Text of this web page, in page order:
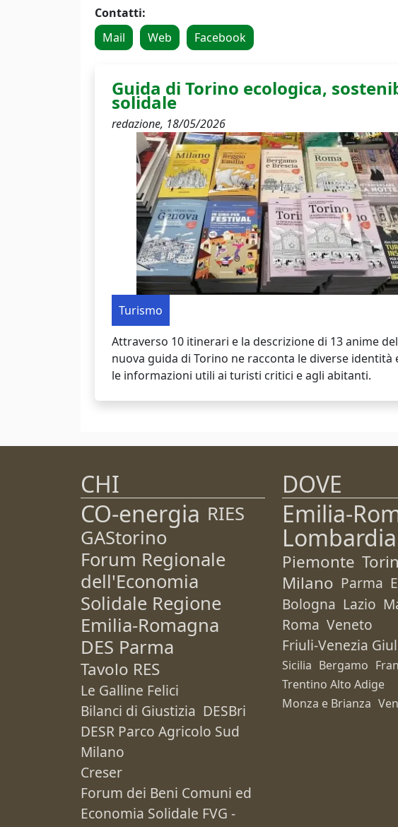
Contatti:
Mail
Web Facebook
Guida di Torino ecologica,
solidale
redazione, 18/05/2026
Turismo
Attraverso 10 itinerari e la descrizione di 13 anime
nuova guida di Torino ne racconta le diverse identità
le informazioni utili ai turisti critici e agli abitanti.
CHI
CO-energia RIES
GAStorino
Forum Regionale
dell'Economia
Solidale Regione
Emilia-Romagna
DES Parma
Tavolo RES
Le Galline Felici
Bilanci di Giustizia DESBri
DESR Parco Agricolo Sud
Milano
Creser
Forum dei Beni Comuni ed
Economia Solidale FVG -
DOVE
Emilia-
Lombardia
Piemonte
Milano Parma
Bologna Lazio
Roma Veneto
Friuli-Venezia
Sicilia Bergamo
Trentino Alto Adige
Monza e Brianza